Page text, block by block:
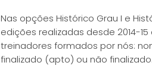
Nas opções Histórico Grau I e
edições realizadas desde 2014-
treinadores formados por nós:
finalizado (apto) ou não finalizado.